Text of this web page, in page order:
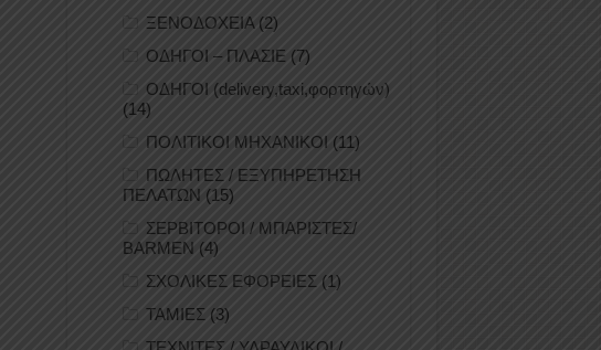
ΞΕΝΟΔΟΧΕΙΑ(2)
ΟΔΗΓΟΙ – ΠΛΑΣΙΕ (7)
ΟΔΗΓΟΙ (delivery,taxi,φορτηγών)
(14)
ΠΟΛΙΤΙΚΟΙ ΜΗΧΑΝΙΚΟΙ (11)
ΠΩΛΗΤΕΣ / ΕΞΥΠΗΡΕΤΗΣΗ
ΠΕΛΑΤΩΝ (15)
ΣΕΡΒΙΤΟΡΟΙ / ΜΠΑΡΙΣΤΕΣ/
BARMEN (4)
ΣΧΟΛΙΚΕΣ ΕΦΟΡΕΙΕΣ (1)
ΤΑΜΙΕΣ (3)